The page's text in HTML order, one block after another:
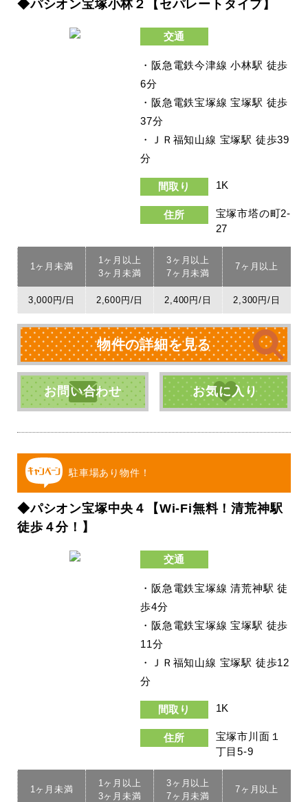
◆パシオン宝塚小林２【セパレートタイプ】
交通
・阪急電鉄今津線 小林駅 徒歩
6分
・阪急電鉄宝塚線 宝塚駅 徒歩
37分
・ＪＲ福知山線 宝塚駅 徒歩39
分
間取り 1K
住所
宝塚市塔の町2-
27
1ヶ月未満
1ヶ月以上
3ヶ月未満
3ヶ月以上
7ヶ月未満
7ヶ月以上
3,000円/日 2,600円/日 2,400円/日 2,300円/日
物件の詳細を見る
お問い合わせ お気に入り
駐車場あり物件！
◆パシオン宝塚中央４【Wi-Fi無料！清荒神駅
徒歩４分！】
交通
・阪急電鉄宝塚線 清荒神駅 徒
歩4分
・阪急電鉄宝塚線 宝塚駅 徒歩
11分
・ＪＲ福知山線 宝塚駅 徒歩12
分
間取り 1K
住所
宝塚市川面１
丁目5-9
1ヶ月未満
1ヶ月以上
3ヶ月未満
3ヶ月以上
7ヶ月未満
7ヶ月以上